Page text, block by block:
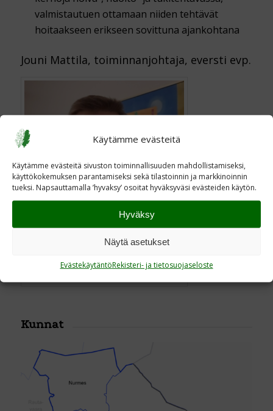
Käytämme evästeitä
Käytämme evästeitä sivuston toiminnallisuuden mahdollistamiseksi,
käyttökokemuksen parantamiseksi sekä tilastoinnin ja markkinoinnin
tueksi. Napsauttamalla ’hyvaksy’ osoitat hyväksyväsi evästeiden käytön.
Hyväksy
Näytä asetukset
EvästekäytäntöRekisteri- ja tietosuojaseloste
valmistautuen ottamaan niiden tehtävät
hoitaakseen erikseen sovittuna ajankohtana
Jouni Mattila, toiminnanjohtaja, eversti evp.
Kunnat